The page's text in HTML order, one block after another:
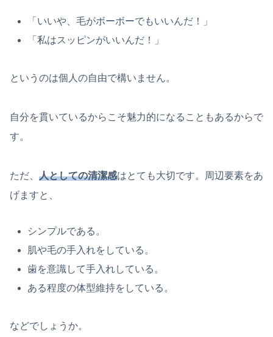
「いいや、毛がボーボーでもいいんだ！」
「私はスッピンがいいんだ！」
というのは個人の自由で構いません。
自分を貫いているからこそ魅力的になることもあるからで
す。
ただ、 人としての清潔感はとても大切です。周辺要素をあ
げますと、
シンプルである。
肌や毛の手入れをしている。
歯を意識して手入れしている。
ある程度の体型維持をしている。
などでしょうか。